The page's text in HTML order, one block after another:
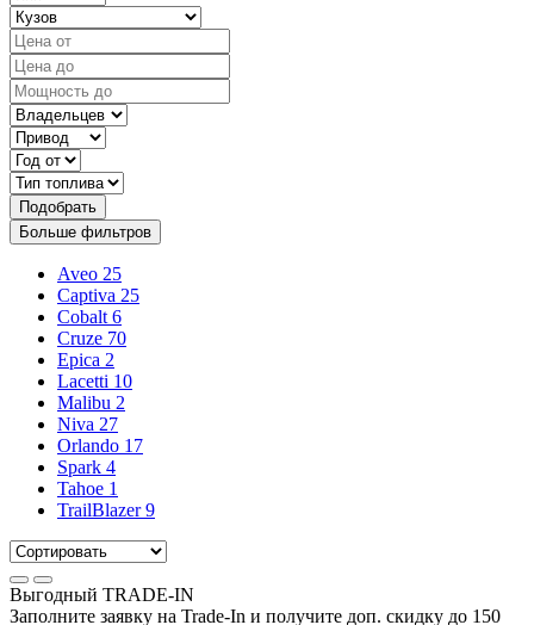
Подобрать
Больше фильтров
Aveo 25
Captiva 25
Cobalt 6
Cruze 70
Epica 2
Lacetti 10
Malibu 2
Niva 27
Orlando 17
Spark 4
Tahoe 1
TrailBlazer 9
Выгодный TRADE-IN
Заполните заявку на Trade-In и получите доп. скидку до 150